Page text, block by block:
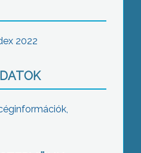
2022